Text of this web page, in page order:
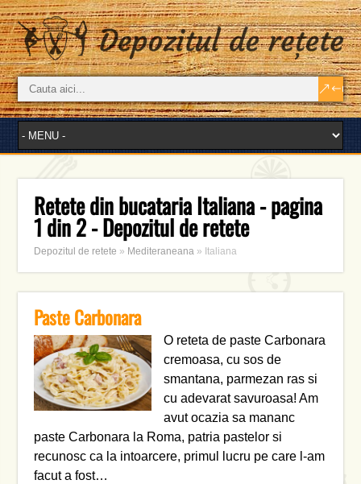
Retete din bucataria Italiana - pagina
1 din 2 - Depozitul de retete
Depozitul de retete » Mediteraneana » Italiana
Paste Carbonara
O reteta de paste Carbonara
cremoasa, cu sos de
smantana, parmezan ras si
cu adevarat savuroasa! Am
avut ocazia sa mananc
paste Carbonara la Roma, patria pastelor si
recunosc ca la intoarcere, primul lucru pe care l-am
facut a fost…